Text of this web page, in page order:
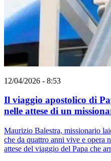
12/04/2026 - 8:53
Il viaggio apostolico di
nelle attese di un
Maurizio Balestra, missionario
che da quattro anni vive e opera
attese del viaggio del Papa che